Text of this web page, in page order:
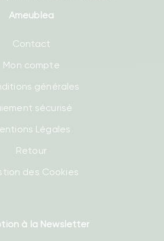
Ameublea
Contact
Mon compte
générales
sécurisé
Légales
Retour
des Cookies
à la Newsletter